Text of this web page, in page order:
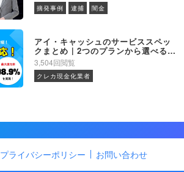
摘発事例 逮捕 闇金
アイ・キャッシュのサービススペッ
クまとめ｜2つのプランから選べるク
レカ現金化
3,504回閲覧
クレカ現金化業者
プライバシーポリシー お問い合わせ